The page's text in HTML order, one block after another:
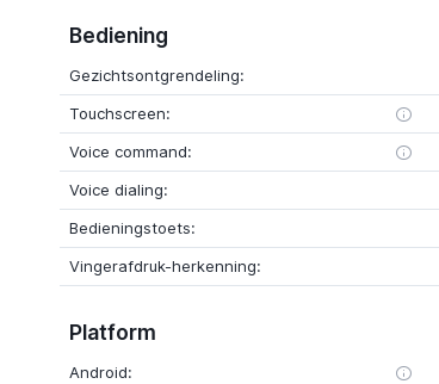
Bediening
Gezichtsontgrendeling:
Touchscreen:
Voice command:
Voice dialing:
Bedieningstoets:
Vingerafdruk-herkenning:
Platform
Android: